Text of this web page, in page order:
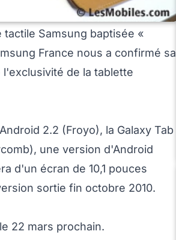
Samsung baptisée «
France nous a confirmé sa
de la tablette
2.2 (Froyo), la Galaxy Tab
une version d'Android
d'un écran de 10,1 pouces
sortie fin octobre 2010.
22 mars prochain.